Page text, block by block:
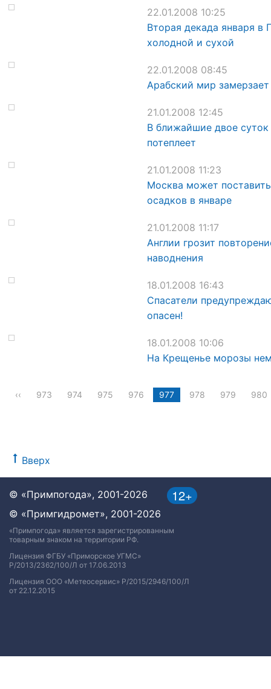
22.01.2008 10:25
Вторая декада января в
холодной и сухой
22.01.2008 08:45
Арабский мир замерзает
21.01.2008 12:45
В ближайшие двое
потеплеет
21.01.2008 11:23
Москва может
осадков в январе
21.01.2008 11:17
Англии грозит
наводнения
18.01.2008 16:43
Спасатели
опасен!
18.01.2008 10:06
На Крещенье морозы
‹‹ 973 974 975 976 977 978 979 980
Вверх
12+
© «Примпогода», 2001-2026
© «Примгидромет», 2001-2026
«Примпогода» является зарегистрированным
товарным знаком на территории РФ.
Лицензия ФГБУ «Приморское УГМС»
Р/2013/2362/100/Л от 17.06.2013
Лицензия ООО «Метеосервис» Р/2015/2946/100/Л
от 22.12.2015